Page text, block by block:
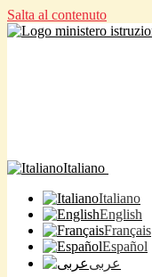
Salta al contenuto
Italiano
Italiano
English
Français
Español
عربى